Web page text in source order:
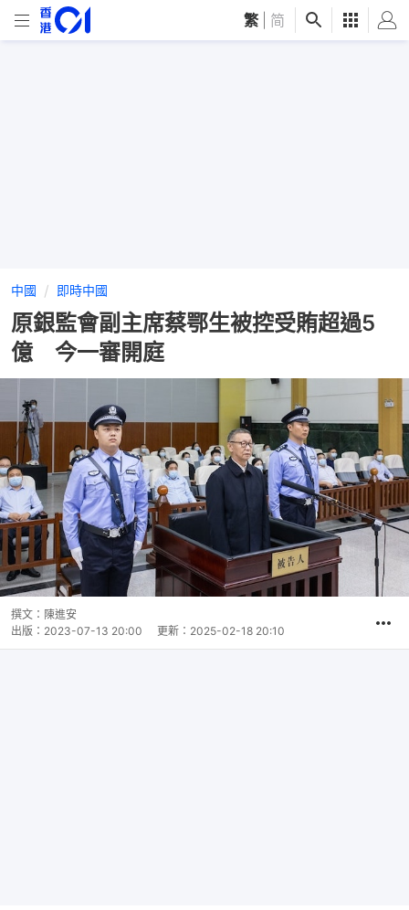
繁 简
中國 即時中國
原銀監會副主席蔡鄂生被控受賄超過5
億 今一審開庭
撰文： 陳進安
出版： 2023-07-13 20:00 更新： 2025-02-18 20:10